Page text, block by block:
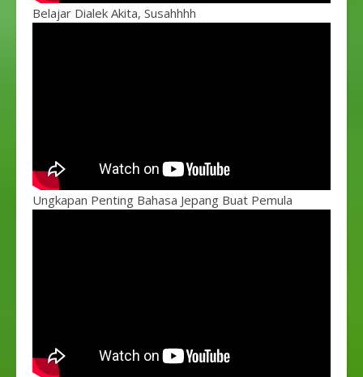
Belajar Dialek Akita, Susahhhh
Ungkapan Penting Bahasa Jepang Buat Pemula